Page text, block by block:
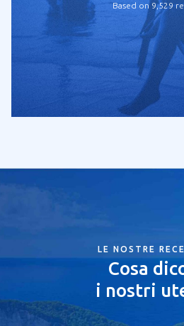
Based on 9,529
LE NOSTRE
Cosa
i nostri